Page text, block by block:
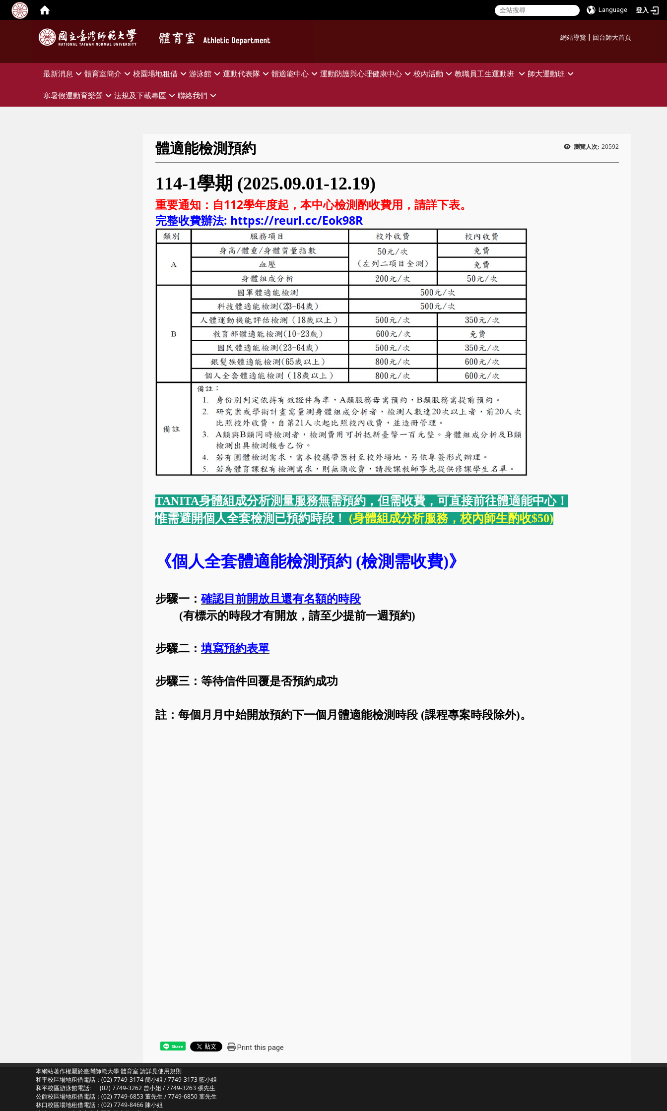
Language 登入
網站導覽 | 回台師大首頁
最新消息 體育室簡介 校園場地租借 游泳館 運動代表隊 體適能中心 運動防護與心理健康中心 校內活動 教職員工生運動班 師大運動班
寒暑假運動育樂營 法規及下載專區 聯絡我們
瀏覽人次: 20592
體適能檢測預約
114-1學期 (2025.09.01-12.19)
重要通知：自112學年度起，本中心檢測酌收費用，請詳下表。
完整收費辦法: https://reurl.cc/Eok98R
TANITA身體組成分析測量服務無需預約，但需收費，可直接前往體適能中心！
惟需避開個人全套檢測已預約時段！ (身體組成分析服務，校內師生酌收$50)
《個人全套體適能檢測預約 (檢測需收費)》
步驟一：確認目前開放且還有名額的時段
(有標示的時段才有開放，請至少提前一週預約)
步驟二：填寫預約表單
步驟三：等待信件回覆是否預約成功
註：每個月月中始開放預約下一個月體適能檢測時段 (課程專案時段除外)。
Share Print this page
本網站著作權屬於臺灣師範大學 體育室 請詳見使用規則
和平校區場地租借電話：(02) 7749-3174 簡小姐 / 7749-3173 藍小姐
和平校區游泳館電話: (02) 7749-3262 曾小姐 / 7749-3263 張先生
公館校區場地租借電話：(02) 7749-6853 董先生 / 7749-6850 葉先生
林口校區場地租借電話：(02) 7749-8466 陳小姐